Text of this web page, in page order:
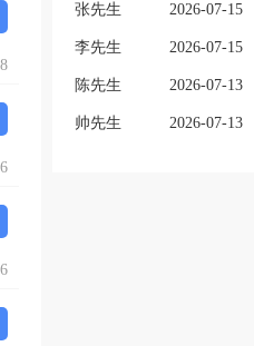
张先生 2026-07-15
李先生 2026-07-15
陈先生 2026-07-13
帅先生 2026-07-13